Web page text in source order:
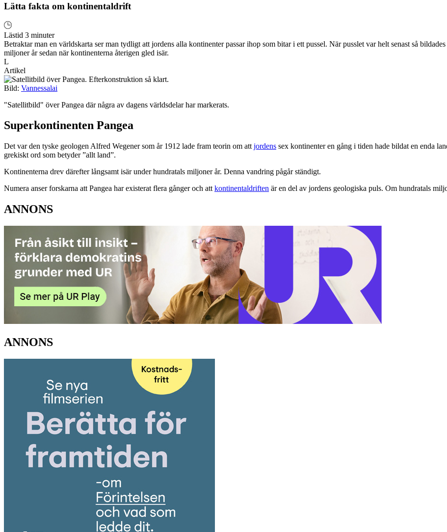
Lätta fakta om kontinentaldrift
Lästid 3 minuter
Betraktar man en världskarta ser man tydligt att jordens alla kontinenter passar ihop som bitar i ett pussel. När pusslet var helt senast så
miljoner år sedan när kontinenterna återigen gled isär.
L
Artikel
Bild: Vannessalai
"Satellitbild" över Pangea där några av dagens världsdelar har markerats.
Superkontinenten Pangea
Det var den tyske geologen Alfred Wegener som år 1912 lade fram teorin om att jordens sex kontinenter en gång i tiden hade bildat en enda
grekiskt ord som betyder ”allt land”.
Kontinenterna drev därefter långsamt isär under hundratals miljoner år. Denna vandring pågår ständigt.
Numera anser forskarna att Pangea har existerat flera gånger och att kontinentaldriften är en del av jordens geologiska puls. Om hundratals
ANNONS
ANNONS